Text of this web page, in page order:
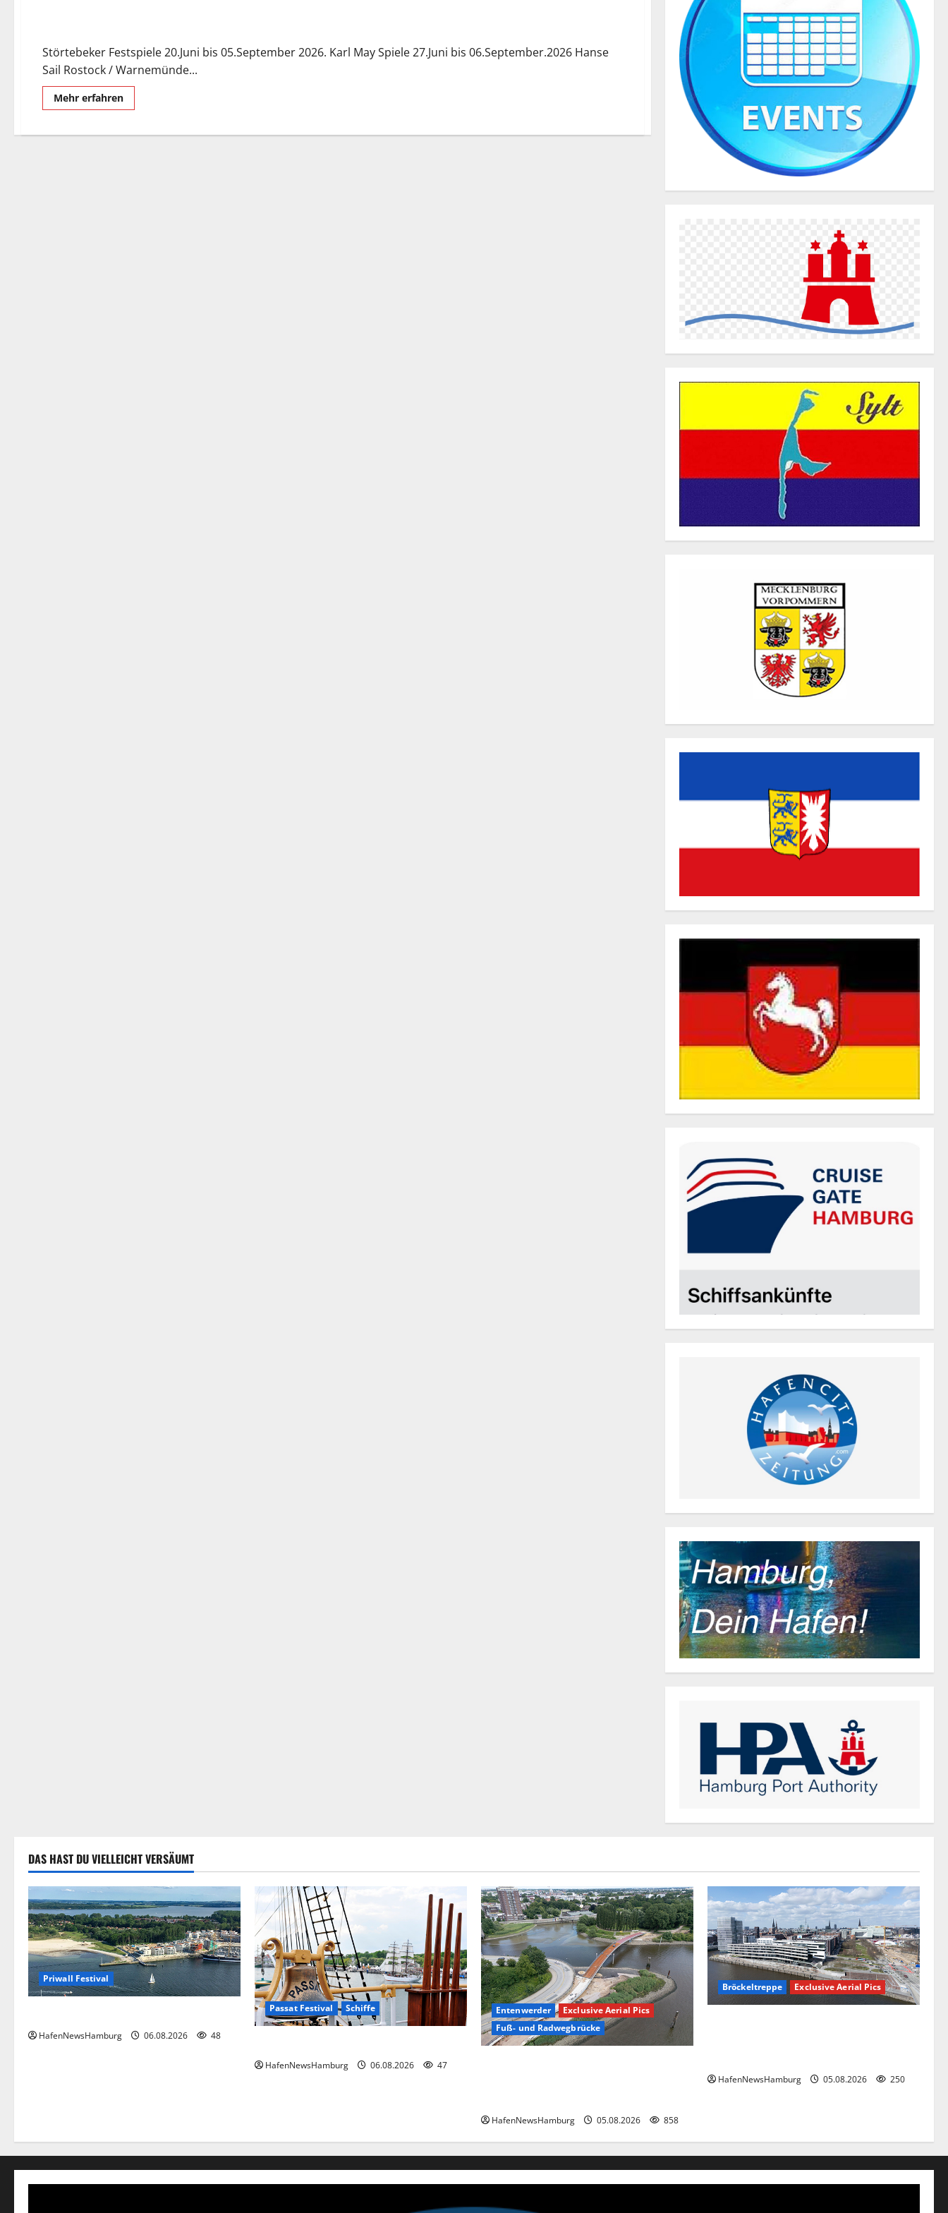
Störtebeker Festspiele 20.Juni bis 05.September 2026. Karl May Spiele 27.Juni bis 06.September.2026 Hanse
Sail Rostock / Warnemünde...
Mehr erfahrenMehr
Informationen
2026.
DAS HAST DU VIELLEICHT VERSÄUMT
Priwall Festival
HafenNewsHamburg 06.08.2026 48
Passat Festival Schiffe
HafenNewsHamburg 06.08.2026 47
Entenwerder
Exclusive Aerial Pics
Fuß- und Radwegbrücke
HafenNewsHamburg 05.08.2026 858
Bröckeltreppe Exclusive Aerial Pics
HafenNewsHamburg 05.08.2026 250